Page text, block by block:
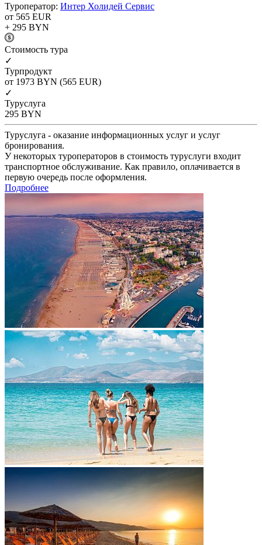
Туроператор: Интер Холидей Сервис
от 565 EUR
+ 295 BYN
Cтоимость тура
✓
Турпродукт
от 1973 BYN (565 EUR)
✓
Туруслуга
295 BYN
Туруслуга - оказание информационных услуг и услуг
бронирования.
У некоторых туроператоров в стоимость туруслуги входит
транспортное обслуживание. Как правило, оплачивается в
первую очередь после оформления.
Подробнее